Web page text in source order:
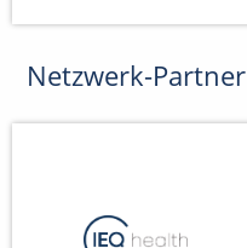
Netzwerk-Partner